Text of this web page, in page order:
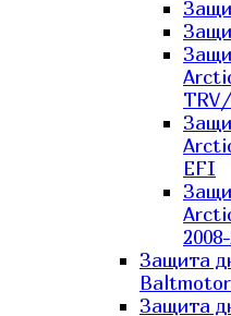
EFI
Защита
Защита